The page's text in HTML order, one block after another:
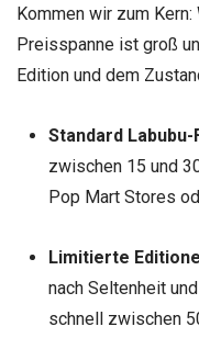
Kommen wir zum Kern:
Preisspanne ist groß
Edition und dem
Standard
zwischen 15 und
Pop Mart Stores
Limitierte
nach Seltenheit
schnell zwischen